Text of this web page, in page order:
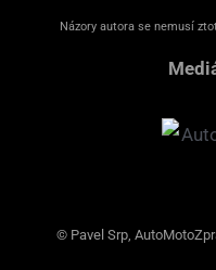
Názory autora se nemusí
© Pavel Srp,